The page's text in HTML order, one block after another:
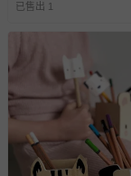
已售出 1